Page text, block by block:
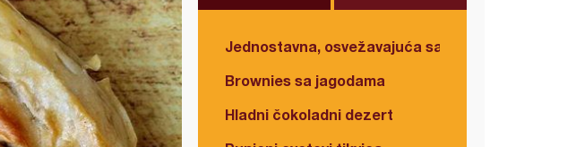
Jednostavna, osvežavajuća salata
Brownies sa jagodama
Hladni čokoladni dezert